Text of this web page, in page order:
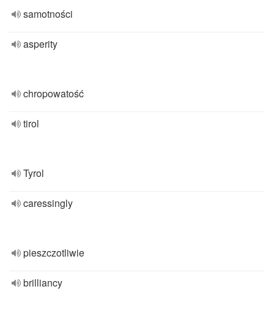
samotności
asperity
chropowatość
tirol
Tyrol
caressingly
pieszczotliwie
brilliancy